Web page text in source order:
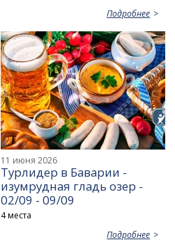
Подробнее
11 июня 2026
Турлидер в Баварии -
изумрудная гладь озер -
02/09 - 09/09
4 места
Подробнее